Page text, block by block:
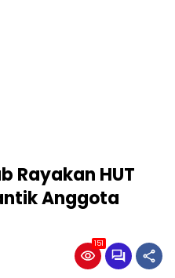
Rayakan HUT
Anggota
151